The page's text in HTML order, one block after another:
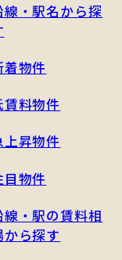
線・駅名から探
着物件
賃料物件
上昇物件
目物件
線・駅の賃料相
から探す